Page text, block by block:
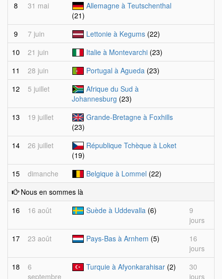
8
31 mai
Allemagne à Teutschenthal
(21)
9
7 juin Lettonie à Kegums (22)
10
21 juin Italie à Montevarchi (23)
11
28 juin Portugal à Agueda (23)
12
5 juillet
Afrique du Sud à
Johannesburg (23)
13
19 juillet
Grande-Bretagne à Foxhills
(23)
14
26 juillet
République Tchèque à Loket
(19)
15
dimanche Belgique à Lommel (22)
Nous en sommes là
16
16 août Suède à Uddevalla (6)
9
jours
17
23 août Pays-Bas à Arnhem (5)
16
jours
18
6
septembre
Turquie à Afyonkarahisar (2)
30
jours